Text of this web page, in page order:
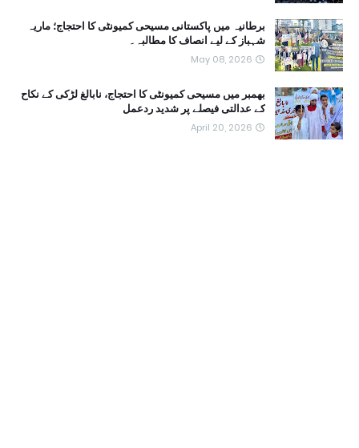
برطانیہ میں پاکستانی مسیحی کمیونٹی کا احتجاج؛ ماریہ
شہباز کے لیے انصاف کا مطالبہ۔
May 08, 2026
بھمبر میں مسیحی کمیونٹی کا احتجاج، نابالغ لڑکی کے نکاح
کے عدالتی فیصلے پر شدید ردعمل
April 20, 2026